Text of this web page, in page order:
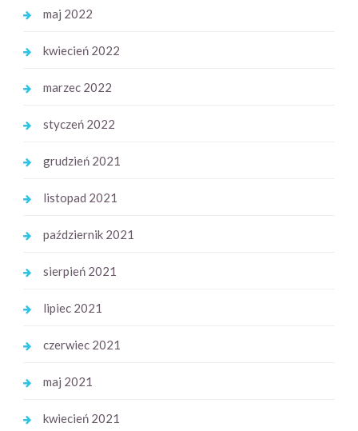
maj 2022
kwiecień 2022
marzec 2022
styczeń 2022
grudzień 2021
listopad 2021
październik 2021
sierpień 2021
lipiec 2021
czerwiec 2021
maj 2021
kwiecień 2021